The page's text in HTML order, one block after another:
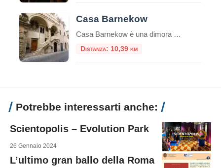
Casa Barnekow
Casa Barnekow è una dimora storica di Anagni.Si trova di fronte alla chiesa di Sant’Andrea.L’edificio, edificato sotto il pontificato del Papa anagnino Gregorio IX, è un esempio unico di architettura medioevale. Storia di Casa Barnekow Un documento del 1280 fa risalire la prima prorietà della dimora ad un certo Stefano Thomasi de Cinzio.Tuttavia, successivamente, altri […]
Distanza: 10,39 km
Potrebbe interessarti anche:
Scientopolis – Evolution Park
26 Gennaio 2024
L’ultimo gran ballo della Roma